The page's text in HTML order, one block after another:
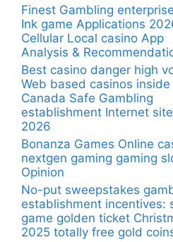
Finest Gambling
Ink game Applications
Cellular Local casino App
Analysis &
Best casino danger high
Web based casinos inside
Canada Safe Gambling
establishment Internet
2026
Bonanza Games Online
nextgen gaming gaming
Opinion
No-put sweepstakes
establishment incentives:
game golden ticket
2025 totally free gold